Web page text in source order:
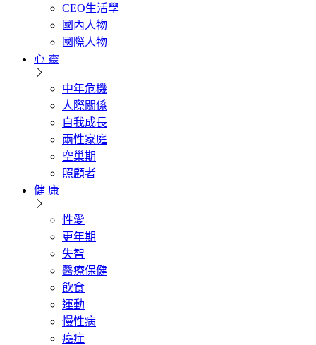
CEO生活學
國內人物
國際人物
心 靈
中年危機
人際關係
自我成長
兩性家庭
空巢期
照顧者
健 康
性愛
更年期
失智
醫療保健
飲食
運動
慢性病
癌症